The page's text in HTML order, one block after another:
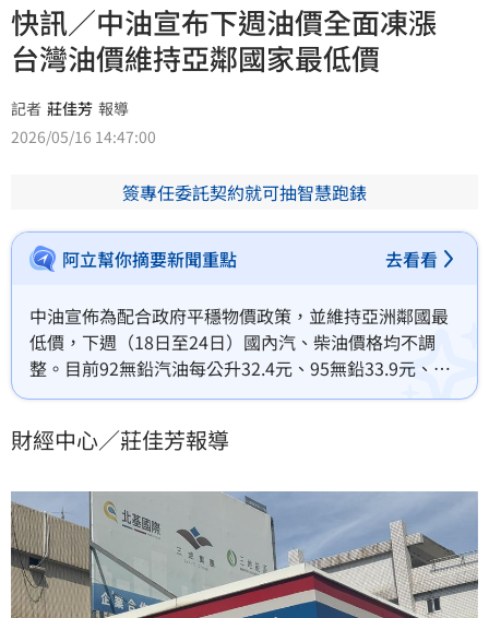
快訊／中油宣布下週油價全面凍漲
台灣油價維持亞鄰國家最低價
記者 莊佳芳 報導
2026/05/16 14:47:00
簽專任委託契約就可抽智慧跑錶
阿立幫你摘要新聞重點 去看看
中油宣佈為配合政府平穩物價政策，並維持亞洲鄰國最
低價，下週（18日至24日）國內汽、柴油價格均不調
整。目前92無鉛汽油每公升32.4元、95無鉛33.9元、98
無鉛35.9元，超級柴油則為31元。中油表示，為減輕民
降低國際能源價格波動對產業與民眾的衝擊。
財經中心／莊佳芳報導